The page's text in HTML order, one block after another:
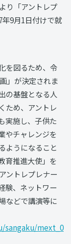
り「アントレプ
9月1日付けで就
を図るため、令
」が決定されま
の基盤となる人
ため、アントレ
実施し、子供た
やチャレンジを
ようになること
育推進大使」を
ントレプレナー
験、ネットワー
などで講演等に
sangaku/mext_0